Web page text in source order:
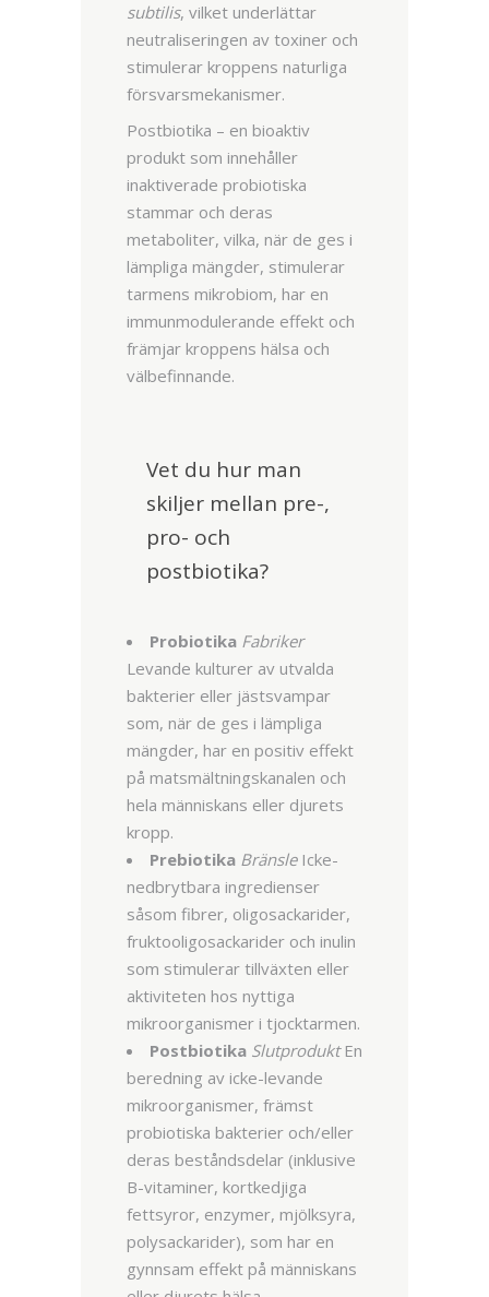
subtilis, vilket underlättar
neutraliseringen av toxiner och
stimulerar kroppens naturliga
försvarsmekanismer.
Postbiotika – en bioaktiv
produkt som innehåller
inaktiverade probiotiska
stammar och deras
metaboliter, vilka, när de ges i
lämpliga mängder, stimulerar
tarmens mikrobiom, har en
immunmodulerande effekt och
främjar kroppens hälsa och
välbefinnande.
Vet du hur man
skiljer mellan pre-,
pro- och
postbiotika?
Probiotika Fabriker
Levande kulturer av utvalda
bakterier eller jästsvampar
som, när de ges i lämpliga
mängder, har en positiv effekt
på matsmältningskanalen och
hela människans eller djurets
kropp.
Prebiotika BränsleIcke-
nedbrytbara ingredienser
såsom fibrer, oligosackarider,
fruktooligosackarider och inulin
som stimulerar tillväxten eller
aktiviteten hos nyttiga
mikroorganismer i tjocktarmen.
Postbiotika SlutproduktEn
beredning av icke-levande
mikroorganismer, främst
probiotiska bakterier och/eller
deras beståndsdelar (inklusive
B-vitaminer, kortkedjiga
fettsyror, enzymer, mjölksyra,
polysackarider), som har en
gynnsam effekt på människans